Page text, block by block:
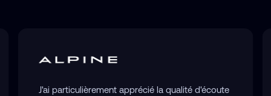
J'ai particulièrement apprécié la qualité d'écoute